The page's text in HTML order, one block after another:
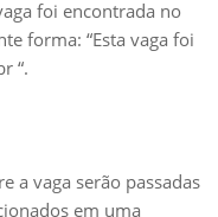
foi encontrada no
forma: “Esta vaga foi
“.
a vaga serão passadas
em uma